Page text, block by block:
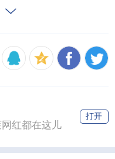
红都在这儿
打开